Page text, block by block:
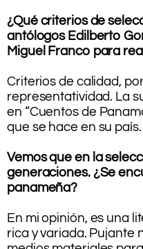
¿Qué criterios de
antólogos Edilberto
Miguel Franco para
Criterios de calidad,
representatividad. La
en “Cuentos de
que se hace en su país.
Vemos que en la
generaciones. ¿Se
panameña?
En mi opinión, es una
rica y variada. Pujante